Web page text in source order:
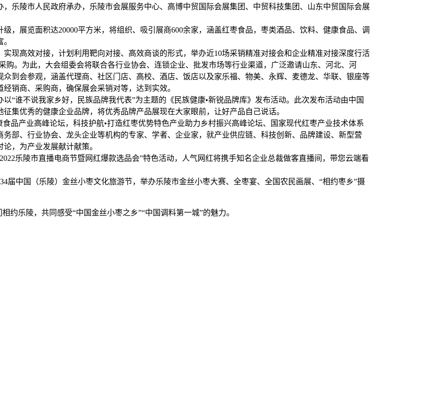
乐陵市人民政府承办，乐陵市会展服务中心、高博中贸国际会展集团、中贸科技集团、山东中贸国际会展
，展览面积达20000平方米，将组织、吸引展商600余家，涵盖红枣食品，枣类酒品、饮料、健康食品、调
现高效对接，计划利用靶向对接、高效商谈的形式，举办近10场采销精准对接会和企业精准对接深度行活
购。为此，大会组委会将联合各行业协会、连锁企业、批发市场等行业渠道，广泛邀请山东、河北、河
到会参观，涵盖代理商、社区门店、高校、酒店、饭店以及家乐福、物美、永辉、麦德龙、华联、银座等
销商、采购商，确保展会采销对等，达到实效。
“谁不说我家乡好，民族品牌我代表”为主题的《民族健康•新锐品牌库》发布活动。此次发布活动由中国
集优秀的健康企业品牌，将优秀品牌产品展现在大家眼前，让好产品自己说话。
品产业高峰论坛，科技护航•打造红枣优势特色产业助力乡村振兴高峰论坛、国家现代红枣产业技术体系
部、行业协会、龙头企业等机构的专家、学者、企业家，就产业供应链、科技创新、品牌建设、新型营
，为产业发展献计献策。
乐陵市直播电商节暨网红爆款选品会”特色活动，人气网红将携手知名企业总裁做客直播间，带您云端看
届中国（乐陵）金丝小枣文化旅游节，举办乐陵市金丝小枣大赛、全枣宴、全国农民画展、“相约枣乡”摄
约乐陵，共同感受“中国金丝小枣之乡”“中国调料第一城”的魅力。